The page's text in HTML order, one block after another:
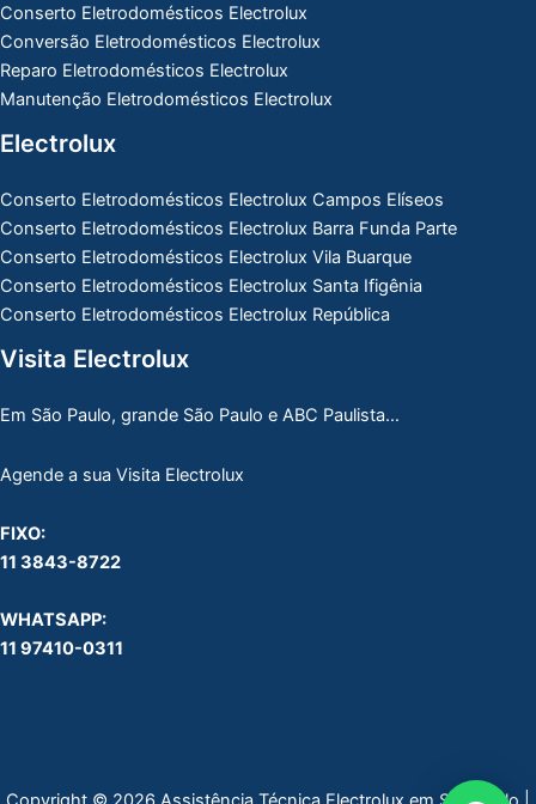
Conserto Eletrodomésticos Electrolux
Conversão Eletrodomésticos Electrolux
Reparo Eletrodomésticos Electrolux
Manutenção Eletrodomésticos Electrolux
Electrolux
Conserto Eletrodomésticos Electrolux Campos Elíseos
Conserto Eletrodomésticos Electrolux Barra Funda Parte
Conserto Eletrodomésticos Electrolux Vila Buarque
Conserto Eletrodomésticos Electrolux Santa Ifigênia
Conserto Eletrodomésticos Electrolux República
Visita Electrolux
Em São Paulo, grande São Paulo e ABC Paulista…
Agende a sua Visita Electrolux
FIXO:
11 3843-8722
WHATSAPP:
11 97410-0311